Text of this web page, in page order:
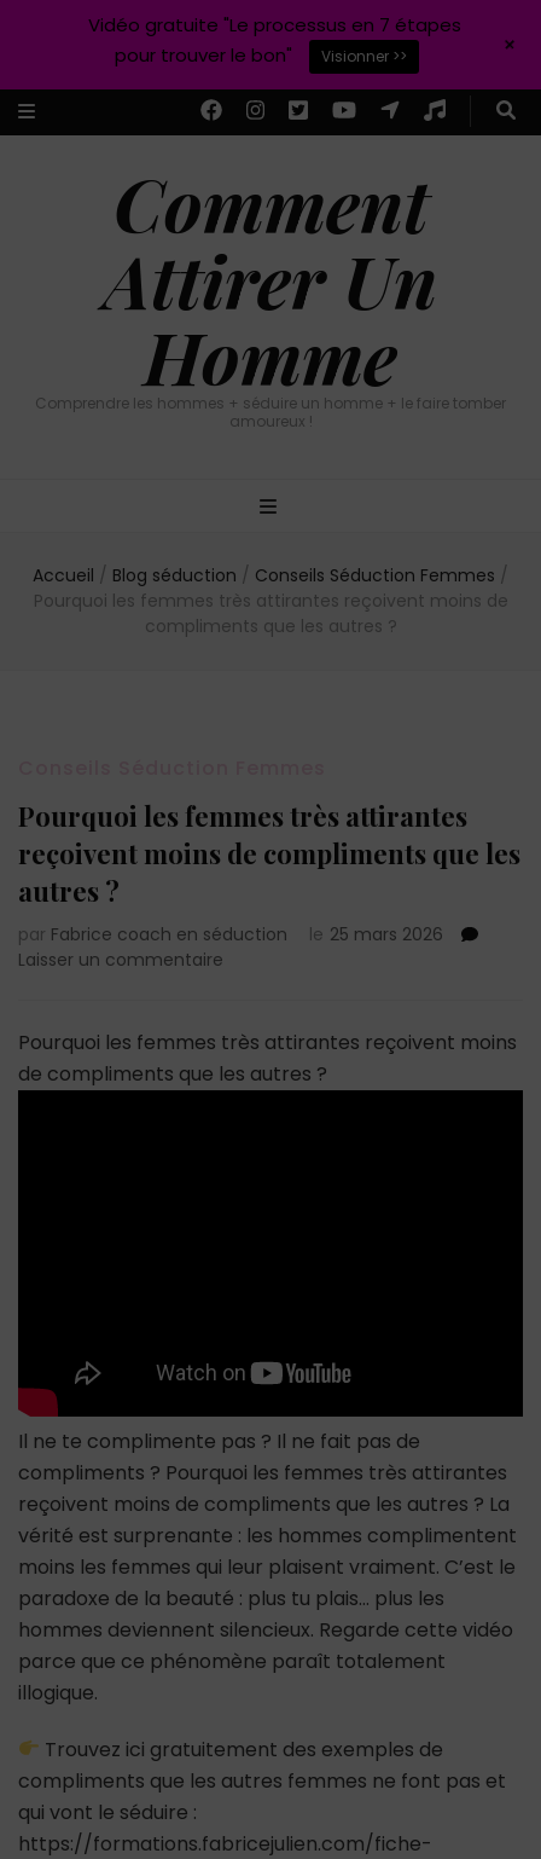
Comment
Attirer Un
Homme
Comprendre les hommes + séduire un homme + le faire tomber
amoureux !
Accueil / Blog séduction / Conseils Séduction Femmes /
Pourquoi les femmes très attirantes reçoivent moins de
compliments que les autres ?
Pourquoi les femmes très attirantes
reçoivent moins de compliments que les
autres ?
par Fabrice coach en séduction le 25 mars 2026
Laisser un commentaire
femmes
attirantes
Pourquoi les femmes très attirantes reçoivent moins
de compliments que les autres ?
Il ne te complimente pas ? Il ne fait pas de
compliments ? Pourquoi les femmes très attirantes
reçoivent moins de compliments que les autres ? La
vérité est surprenante : les hommes complimentent
moins les femmes qui leur plaisent vraiment. C’est le
paradoxe de la beauté : plus tu plais… plus les
hommes deviennent silencieux. Regarde cette vidéo
parce que ce phénomène paraît totalement
illogique.
Trouvez ici gratuitement des exemples de
compliments que les autres femmes ne font pas et
qui vont le séduire :
https://formations.fabricejulien.com/fiche-
Vidéo gratuite "Le processus en 7 étapes
pour trouver le bon"
Visionner >> +